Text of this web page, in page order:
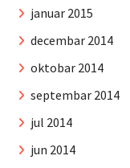
januar 2015
decembar 2014
oktobar 2014
septembar 2014
jul 2014
jun 2014